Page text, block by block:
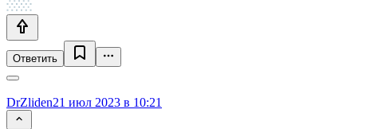
Ответить
DrZliden21 июл 2023 в 10:21